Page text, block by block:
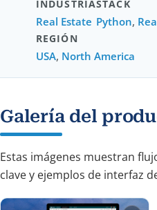
INDUSTRIA
Real Estate
STACK
Python,
REGIÓN
USA, North America
Galería del
Estas imágenes muestran
clave y ejemplos de interfaz